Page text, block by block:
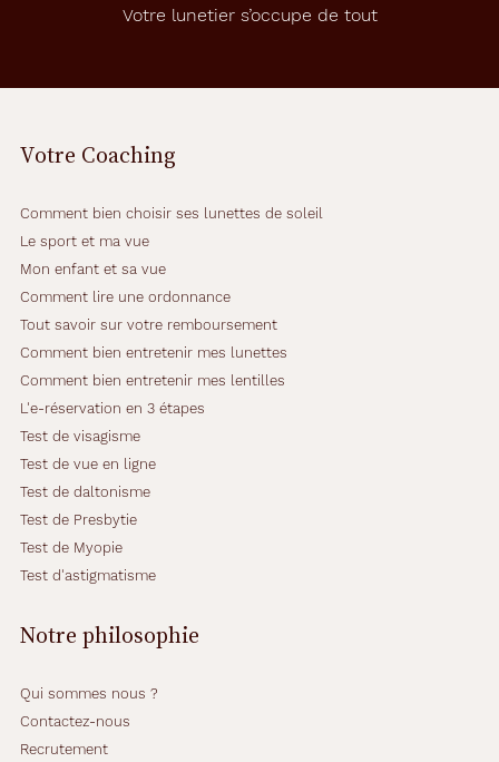
Votre lunetier s’occupe de tout
Votre Coaching
Comment bien choisir ses lunettes de soleil
Le sport et ma vue
Mon enfant et sa vue
Comment lire une ordonnance
Tout savoir sur votre remboursement
Comment bien entretenir mes lunettes
Comment bien entretenir mes lentilles
L'e-réservation en 3 étapes
Test de visagisme
Test de vue en ligne
Test de daltonisme
Test de Presbytie
Test de Myopie
Test d'astigmatisme
Notre philosophie
Qui sommes nous ?
Contactez-nous
Recrutement